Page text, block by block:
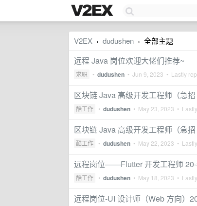
V2EX › dudushen › 全部主题
远程 Java 岗位欢迎大佬们推荐~
求职 • dudushen • Jun 9, 2023 • Lastly
区块链 Java 高级开发工程师（急
酷工作 • dudushen • May 23, 2023 •
区块链 Java 高级开发工程师（急
酷工作 • dudushen • May 22, 2023 •
远程岗位——Flutter 开发工程师
酷工作 • dudushen • May 18, 2023 •
远程岗位-UI 设计师（Web 方向）